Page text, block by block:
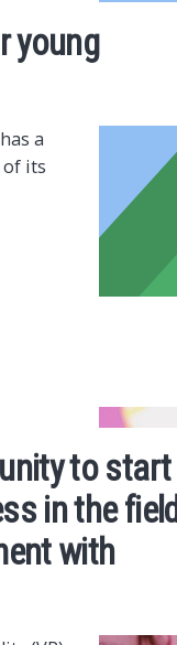
young
a
of its
to start
in the field
with